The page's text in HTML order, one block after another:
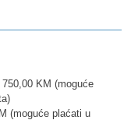
750,00 KM (moguće
(moguće plaćati u